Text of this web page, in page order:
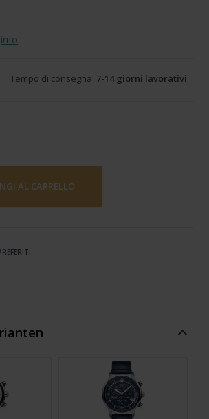
info
Tempo di consegna: 7-14 giorni lavorativi
AL CARRELLO